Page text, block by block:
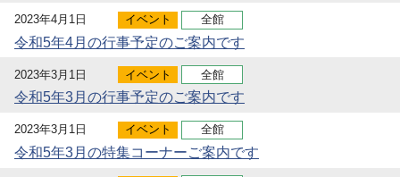
2023年4月1日 イベント 全館
令和5年4月の行事予定のご案内です
2023年3月1日 イベント 全館
令和5年3月の行事予定のご案内です
2023年3月1日 イベント 全館
令和5年3月の特集コーナーご案内です